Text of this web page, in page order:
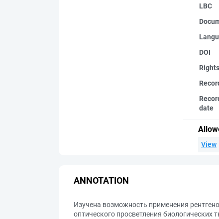
LBC
DOI
Rights
date
View
ANNOTATION
Изучена возможность применения
оптического просветления биологических